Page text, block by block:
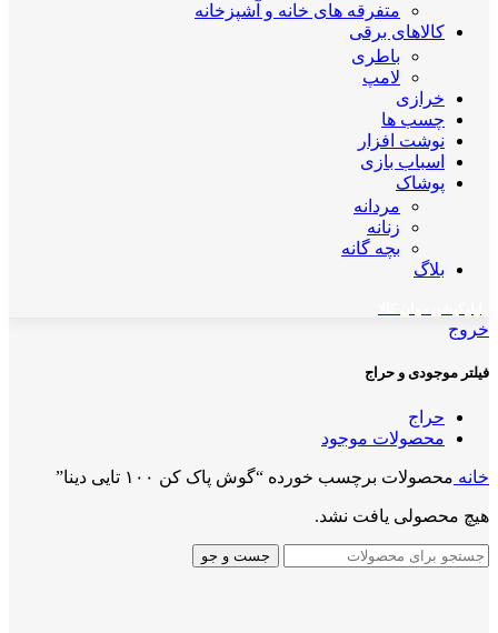
متفرقه های خانه و آشپزخانه
کالاهای برقی
باطری
لامپ
خرازی
چسب ها
نوشت افزار
اسباب بازی
پوشاک
مردانه
زنانه
بچه گانه
بلاگ
خروج
فیلتر موجودی و حراج
حراج
محصولات موجود
خانه محصولات برچسب خورده “گوش پاک کن ۱۰۰ تایی دینا”
هیچ محصولی یافت نشد.
جست و جو